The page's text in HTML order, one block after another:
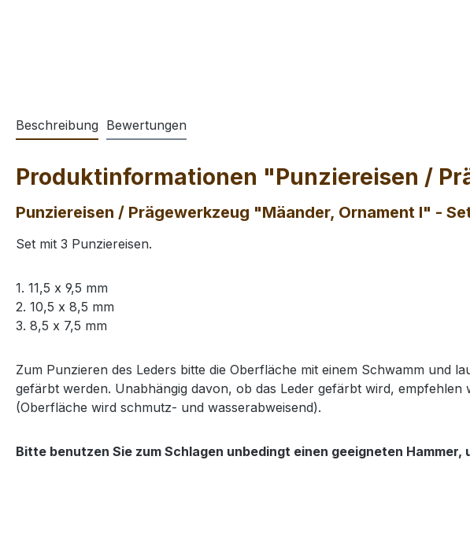
Beschreibung Bewertungen
Produktinformationen "Punziereisen /
Punziereisen / Prägewerkzeug "Mäander, Ornament I" -
Set mit 3 Punziereisen.
1. 11,5 x 9,5 mm
2. 10,5 x 8,5 mm
3. 8,5 x 7,5 mm
Zum Punzieren des Leders bitte die Oberfläche mit einem Schwamm und
gefärbt werden. Unabhängig davon, ob das Leder gefärbt wird,
(Oberfläche wird schmutz- und wasserabweisend).
Bitte benutzen Sie zum Schlagen unbedingt einen geeigneten